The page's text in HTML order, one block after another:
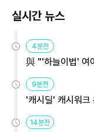
실시간 뉴스
4분전
與 "'하늘이법' 여
9분전
'캐시딜' 캐시워크
14분전